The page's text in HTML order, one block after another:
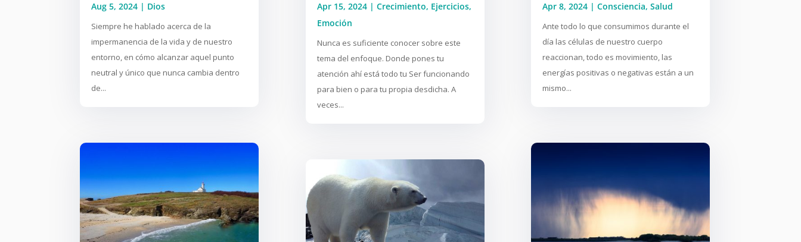
Aug 5, 2024 | Dios
Siempre he hablado acerca de la
impermanencia de la vida y de nuestro
entorno, en cómo alcanzar aquel punto
neutral y único que nunca cambia dentro
de...
Apr 15, 2024| Crecimiento, Ejercicios,
Emoción
Nunca es suficiente conocer sobre este
tema del enfoque. Donde pones tu
atención ahí está todo tu Ser funcionando
para bien o para tu propia desdicha. A
veces...
Apr 8, 2024| Consciencia, Salud
Ante todo lo que consumimos durante el
día las células de nuestro cuerpo
reaccionan, todo es movimiento, las
energías positivas o negativas están a un
mismo...